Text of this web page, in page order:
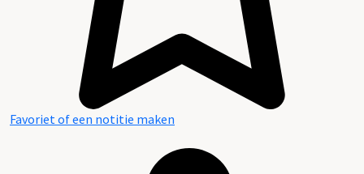
Favoriet of een notitie maken